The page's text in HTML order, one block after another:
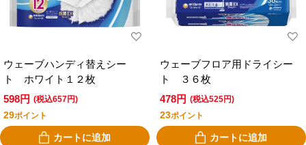
ウェーブハンディ替えシー
ト ホワイト１２枚
598円 (税込657円)
29ポイント
カートに追加
ウェーブフロア用ドライシー
ト ３６枚
478円 (税込525円)
23ポイント
カートに追加